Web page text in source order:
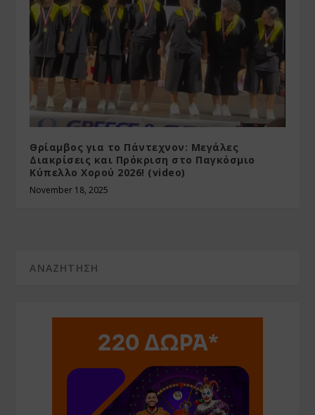
Θρίαμβος για το Πάντεχνον: Μεγάλες
Διακρίσεις και Πρόκριση στο Παγκόσμιο
Κύπελλο Χορού 2026! (video)
November 18, 2025